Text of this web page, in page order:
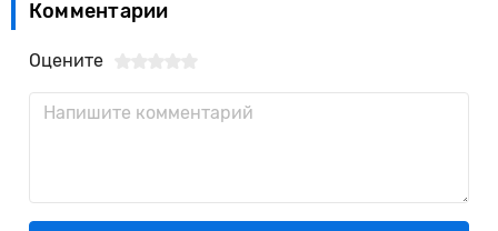
Комментарии
Оцените